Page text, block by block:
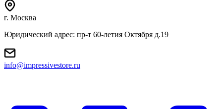
г. Москва
Юридический адрес: пр-т 60-летия Октября д.19
info@impressivestore.ru